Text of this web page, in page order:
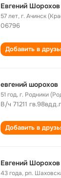
Евгений Шорохов
57 лет,г. Ачинск
06796
Добавить в
евгений шорохов
51 год,г. Родники
В/ч 71211
Добавить в
Евгений Шорохов
43 года,рп.